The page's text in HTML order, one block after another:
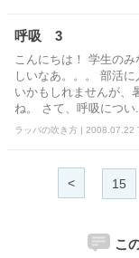
呼吸 3
こんにちは！ 学生の
しいなあ。。。 部活
いかもしれませんが、
ね。 さて、呼吸につい...
ラッパの吹き方 | 2008.07.22
< 15
こ